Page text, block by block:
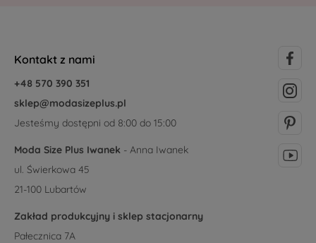
Kontakt z nami
+48 570 390 351
sklep@modasizeplus.pl
Jesteśmy dostępni od 8:00 do 15:00
Moda Size Plus Iwanek - Anna Iwanek
ul. Świerkowa 45
21-100 Lubartów
Zakład produkcyjny i sklep stacjonarny
Pałecznica 7A